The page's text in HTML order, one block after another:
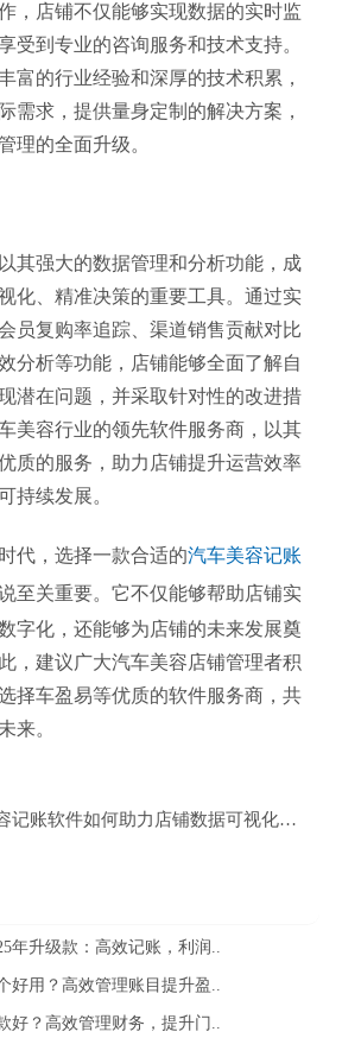
，店铺不仅能够实现数据的实时监
受到专业的咨询服务和技术支持。
富的行业经验和深厚的技术积累，
需求，提供量身定制的解决方案，
理的全面升级。
其强大的数据管理和分析功能，成
化、精准决策的重要工具。通过实
员复购率追踪、渠道销售贡献对比
分析等功能，店铺能够全面了解自
潜在问题，并采取针对性的改进措
美容行业的领先软件服务商，以其
质的服务，助力店铺提升运营效率
持续发展。
代，选择一款合适的汽车美容记账
至关重要。它不仅能够帮助店铺实
字化，还能够为店铺的未来发展奠
，建议广大汽车美容店铺管理者积
择车盈易等优质的软件服务商，共
来。
记账软件如何助力店铺数据可视化，精准
年升级款：高效记账，利润..
好用？高效管理账目提升盈..
好？高效管理财务，提升门..